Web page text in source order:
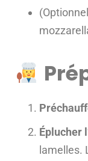
Éplucher
lamelles.